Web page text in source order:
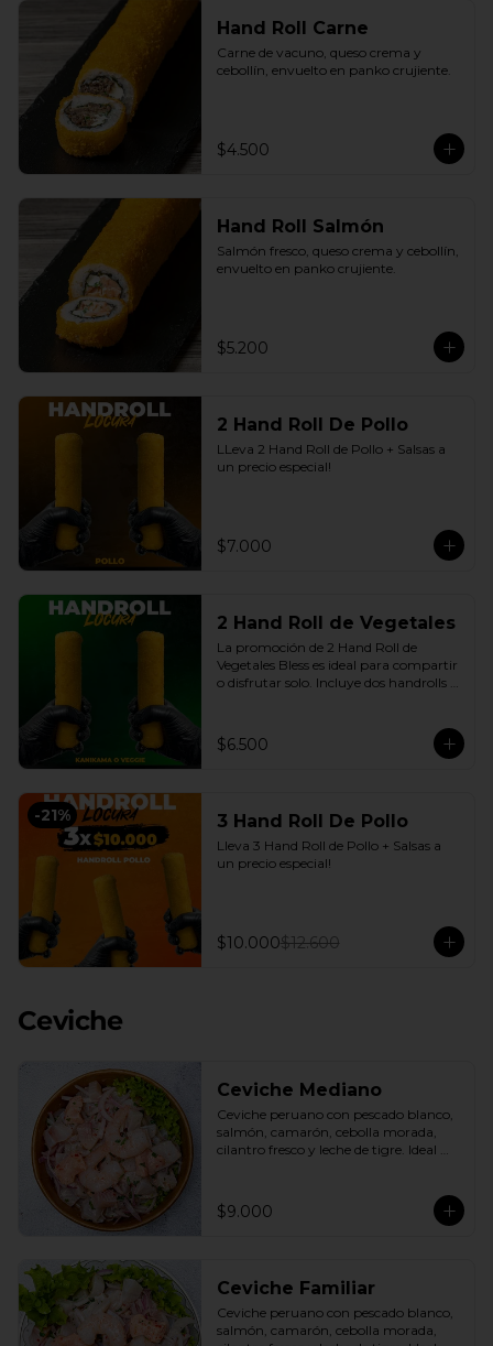
Hand Roll Carne
Carne de vacuno, queso crema y
cebollín, envuelto en panko crujiente.
$4.500
Hand Roll Salmón
Salmón fresco, queso crema y cebollín,
envuelto en panko crujiente.
$5.200
2 Hand Roll De Pollo
LLeva 2 Hand Roll de Pollo + Salsas a
un precio especial!
$7.000
2 Hand Roll de Vegetales
La promoción de 2 Hand Roll de
Vegetales Bless es ideal para compartir
o disfrutar solo. Incluye dos handrolls
apanado en panko crocante, más
salsas a elección. Una opción práctica,
$6.500
-21% 3 Hand Roll De Pollo
Lleva 3 Hand Roll de Pollo + Salsas a
un precio especial!
$10.000$12.600
Ceviche
Ceviche Mediano
Ceviche peruano con pescado blanco,
salmón, camarón, cebolla morada,
cilantro fresco y leche de tigre. Ideal
$9.000
Ceviche Familiar
Ceviche peruano con pescado blanco,
salmón, camarón, cebolla morada,